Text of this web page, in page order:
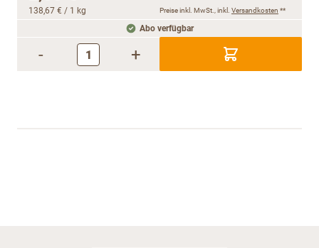
138,67 € / 1 kg Preise inkl. MwSt., inkl. Versandkosten **
Abo verfügbar
- +